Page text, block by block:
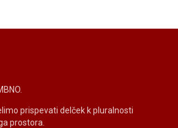
prispevati delček k pluralnosti
prostora.